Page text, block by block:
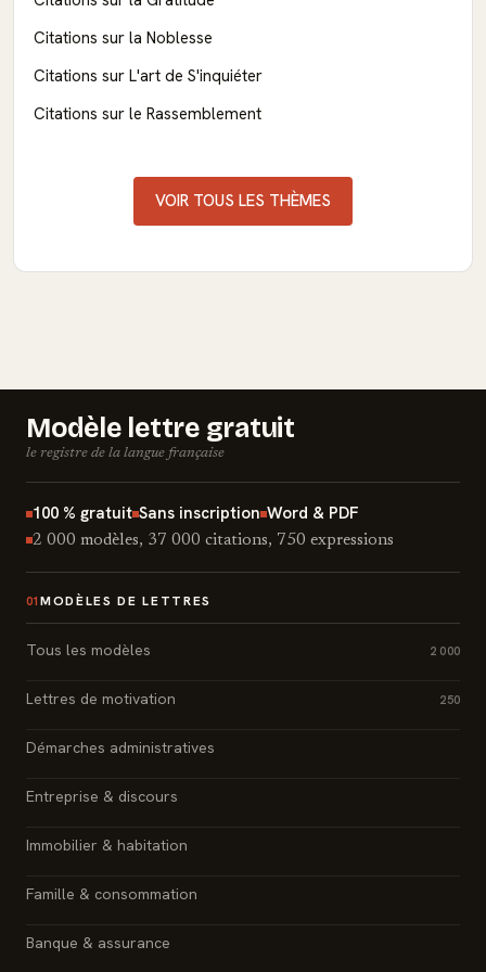
Citations sur la Noblesse
Citations sur L'art de S'inquiéter
Citations sur le Rassemblement
VOIR TOUS LES THÈMES
Modèle lettre gratuit
le registre de la langue française
100 % gratuit Sans inscription Word & PDF
2 000 modèles, 37 000 citations, 750 expressions
01 MODÈLES DE LETTRES
Tous les modèles 2 000
Lettres de motivation 250
Démarches administratives
Entreprise & discours
Immobilier & habitation
Famille & consommation
Banque & assurance